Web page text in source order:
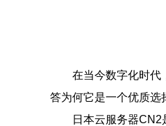
在当今数字化时代
答为何它是一个优质选
日本云服务器